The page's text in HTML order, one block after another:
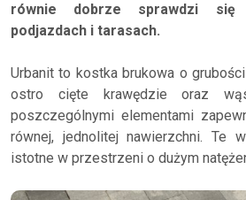
równie dobrze sprawdzi się
podjazdach i tarasach.
Urbanit to kostka brukowa o
ostro cięte krawędzie oraz
poszczególnymi elementami
równej, jednolitej nawierzchni. Te
istotne w przestrzeni o dużym